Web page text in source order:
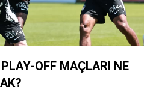
OFF MAÇLARI NE